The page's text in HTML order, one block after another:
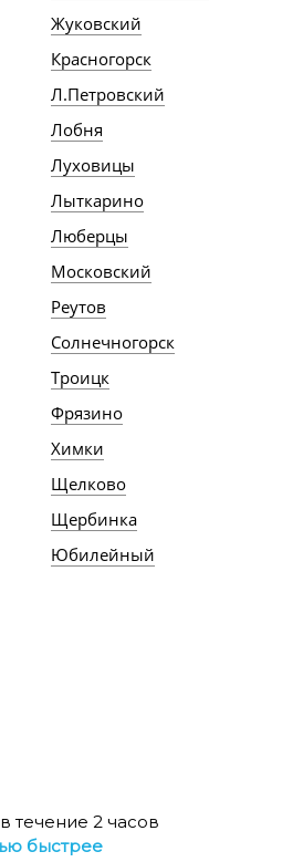
Жуковский
Красногорск
Л.Петровский
Лобня
Луховицы
Лыткарино
Люберцы
Московский
Реутов
Солнечногорск
Троицк
Фрязино
Химки
Щелково
Щербинка
Юбилейный
течение 2 часов
быстрее